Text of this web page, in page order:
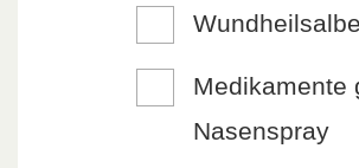
Wundheilsalbe
Medikamente
Nasenspray